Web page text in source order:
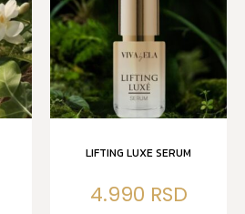
LIFTING LUXE SERUM
4.990